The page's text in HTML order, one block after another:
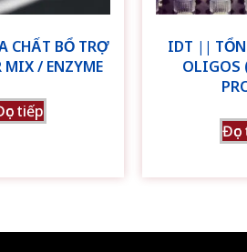
CHẤT BỔ TRỢ
MIX / ENZYME
tiếp
IDT ||
OLIGOS